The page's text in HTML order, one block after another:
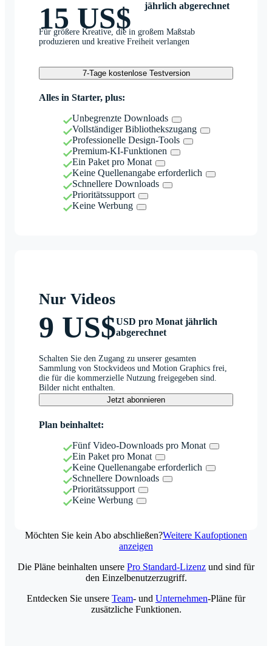
15 US$
jährlich abgerechnet
Für größere Kreative, die in großem Maßstab
produzieren und kreative Freiheit verlangen
7-Tage kostenlose Testversion
Alles in Starter, plus:
Unbegrenzte Downloads
Vollständiger Bibliothekszugang
Professionelle Design-Tools
Premium-KI-Funktionen
Ein Paket pro Monat
Keine Quellenangabe erforderlich
Schnellere Downloads
Prioritätssupport
Keine Werbung
Nur Videos
9 US$USD pro Monat jährlich
abgerechnet
Schalten Sie den Zugang zu unserer gesamten
Sammlung von Stockvideos und Motion Graphics frei,
die für die kommerzielle Nutzung freigegeben sind.
Bilder nicht enthalten.
Jetzt abonnieren
Plan beinhaltet:
Fünf Video-Downloads pro Monat
Ein Paket pro Monat
Keine Quellenangabe erforderlich
Schnellere Downloads
Prioritätssupport
Keine Werbung
Möchten Sie kein Abo abschließen?Weitere Kaufoptionen
anzeigen
Die Pläne beinhalten unsere Pro Standard-Lizenz und sind für
den Einzelbenutzerzugriff.
Entdecken Sie unsere Team- und Unternehmen-Pläne für
zusätzliche Funktionen.